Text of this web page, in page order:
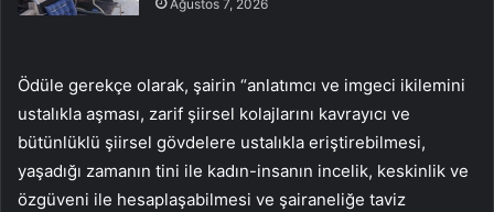
Ağustos 7, 2026
Ödüle gerekçe olarak, şairin “anlatımcı ve imgeci ikilemini
ustalıkla aşması, zarif şiirsel kolajlarını kavrayıcı ve
bütünlüklü şiirsel gövdelere ustalıkla eriştirebilmesi,
yaşadığı zamanın tini ile kadın-insanın incelik, keskinlik ve
özgüveni ile hesaplaşabilmesi ve şairaneliğe taviz